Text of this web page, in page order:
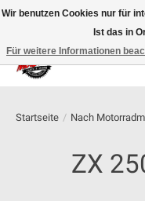
100% schweizer Onlineshop für
Startseite / Nach
ZX
Wir benutzen Cookies nur für
Ist das in
Für weitere Informationen